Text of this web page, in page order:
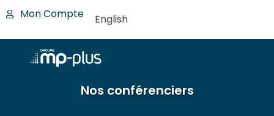
Mon Compte English
Nos conférenciers